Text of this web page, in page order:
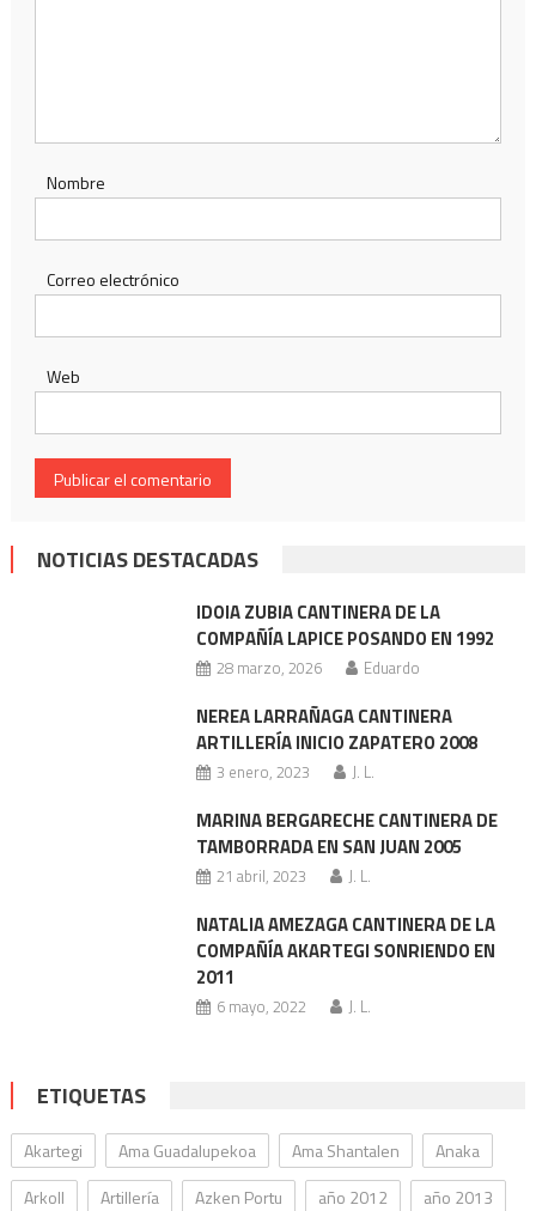
Nombre
Correo electrónico
Web
NOTICIAS DESTACADAS
IDOIA ZUBIA CANTINERA DE LA
COMPAÑÍA LAPICE POSANDO EN 1992
28 marzo, 2026 Eduardo
NEREA LARRAÑAGA CANTINERA
ARTILLERÍA INICIO ZAPATERO 2008
3 enero, 2023 J. L.
MARINA BERGARECHE CANTINERA DE
TAMBORRADA EN SAN JUAN 2005
21 abril, 2023 J. L.
NATALIA AMEZAGA CANTINERA DE LA
COMPAÑÍA AKARTEGI SONRIENDO EN
2011
6 mayo, 2022 J. L.
ETIQUETAS
Akartegi Ama Guadalupekoa Ama Shantalen
Anaka
Arkoll
Artillería Azken Portu año 2012
año 2013